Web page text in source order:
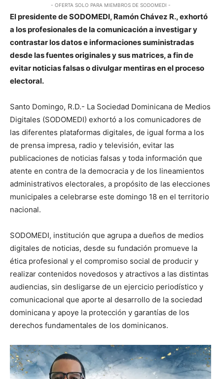
- OFERTA SOLO PARA MIEMBROS DE SODOMEDI -
El presidente de SODOMEDI, Ramón Chávez R., exhortó
a los profesionales de la comunicación a investigar y
contrastar los datos e informaciones suministradas
desde las fuentes originales y sus matrices, a fin de
evitar noticias falsas o divulgar mentiras en el proceso
electoral.
Santo Domingo, R.D.- La Sociedad Dominicana de Medios
Digitales (SODOMEDI) exhortó a los comunicadores de
las diferentes plataformas digitales, de igual forma a los
de prensa impresa, radio y televisión, evitar las
publicaciones de noticias falsas y toda información que
atente en contra de la democracia y de los lineamientos
administrativos electorales, a propósito de las elecciones
municipales a celebrarse este domingo 18 en el territorio
nacional.
SODOMEDI, institución que agrupa a dueños de medios
digitales de noticias, desde su fundación promueve la
ética profesional y el compromiso social de producir y
realizar contenidos novedosos y atractivos a las distintas
audiencias, sin desligarse de un ejercicio periodístico y
comunicacional que aporte al desarrollo de la sociedad
dominicana y apoye la protección y garantías de los
derechos fundamentales de los dominicanos.